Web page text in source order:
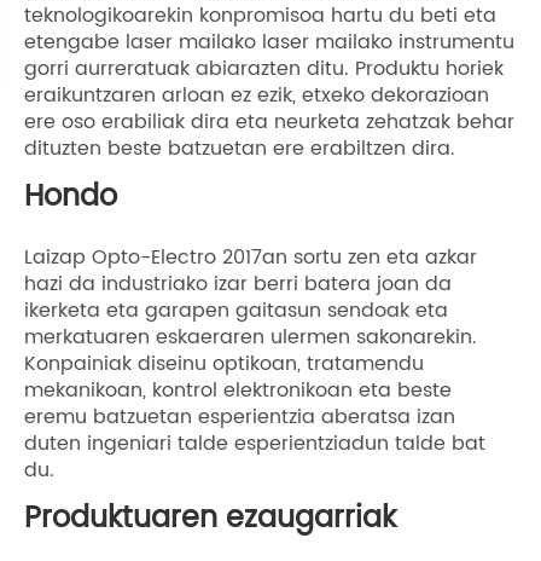
teknologikoarekin konpromisoa hartu du beti eta
etengabe laser mailako laser mailako instrumentu
gorri aurreratuak abiarazten ditu. Produktu horiek
eraikuntzaren arloan ez ezik, etxeko dekorazioan
ere oso erabiliak dira eta neurketa zehatzak behar
dituzten beste batzuetan ere erabiltzen dira.
Hondo
Laizap Opto-Electro 2017an sortu zen eta azkar
hazi da industriako izar berri batera joan da
ikerketa eta garapen gaitasun sendoak eta
merkatuaren eskaeraren ulermen sakonarekin.
Konpainiak diseinu optikoan, tratamendu
mekanikoan, kontrol elektronikoan eta beste
eremu batzuetan esperientzia aberatsa izan
duten ingeniari talde esperientziadun talde bat
du.
Produktuaren ezaugarriak